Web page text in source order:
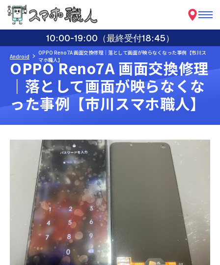
10:00-19:00（最終受付18:45）
Android
OPPO Reno7A 画面交換修理｜落として画面が映らなくなった事例【市川ス
マホ職人】
OPPO Reno7A 画面交換修理
｜落として画面が映らなくな
った事例【市川スマホ職人】